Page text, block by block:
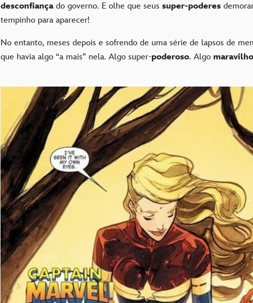
desconfiança do governo. E olhe que seus super-poderes
tempinho para aparecer!
No entanto, meses depois e sofrendo de uma série de lapsos de
que havia algo “a mais” nela. Algo super-poderoso. Algo